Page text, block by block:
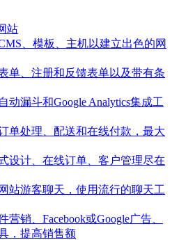
站
、模板、主机以建立出色的网
单、注册和反馈表单以及带有条
动漏斗和Google Analytics集成工
单处理、配送和在线付款，最大
设计、在线订单、客户管理尽在
站游客聊天，使用流行的聊天工
营销、Facebook或Google广告、
，提高销售额